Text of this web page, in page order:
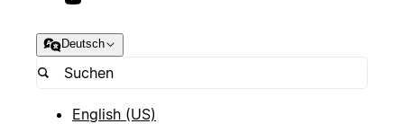
Deutsch
English (US)